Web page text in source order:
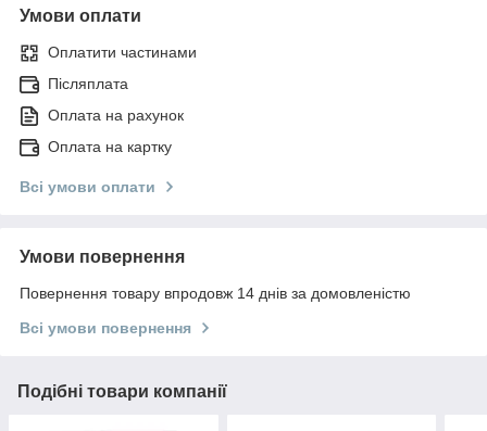
Умови оплати
Оплатити частинами
Післяплата
Оплата на рахунок
Оплата на картку
Всі умови оплати
Умови повернення
Повернення товару впродовж 14 днів за домовленістю
Всі умови повернення
Подібні товари компанії